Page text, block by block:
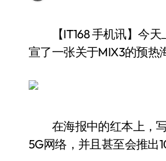
【IT168 手机讯】今天上午，赵丽颖和冯绍峰结婚的喜讯刷遍了微博。而小米手机也适时的官
宣了一张关于MIX3的预热
在海报中的红本上，写
5G网络，并且甚至会推出